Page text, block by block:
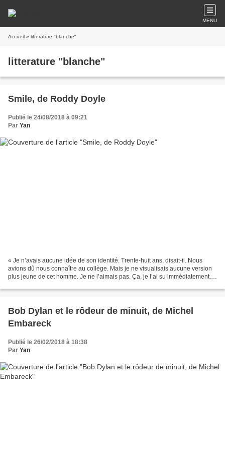
MENU
Accueil » litterature "blanche"
litterature "blanche"
Smile, de Roddy Doyle
Publié le 24/08/2018 à 09:21
Par Yan
« Je n’avais aucune idée de son identité. Trente-huit ans, disait-il. Nous
avions dû nous connaître au collège. Mais je ne visualisais aucune version
plus jeune de cet homme. Je ne l’aimais pas. Ça, je l’ai su immédiatement. »
Bob Dylan et le rôdeur de minuit, de Michel
Embareck
Publié le 26/02/2018 à 18:38
Par Yan